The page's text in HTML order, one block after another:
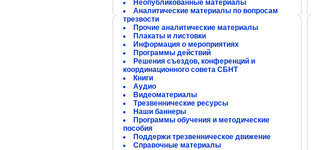
Неопубликованные материалы
Аналитические материалы по вопросам
трезвости
Прочие аналитические материалы
Плакаты и листовки
Информация о мероприятиях
Программы действий
Решения съездов, конференций и
координационного совета СБНТ
Книги
Аудио
Видеоматериалы
Трезвеннические ресурсы
Наши баннеры
Программы обучения и методические
пособия
Поддержи трезвенническое движение
Справочные материалы